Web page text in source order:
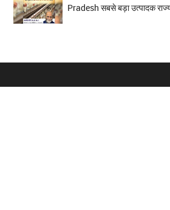
Pradesh सबसे बड़ा उत्पादक